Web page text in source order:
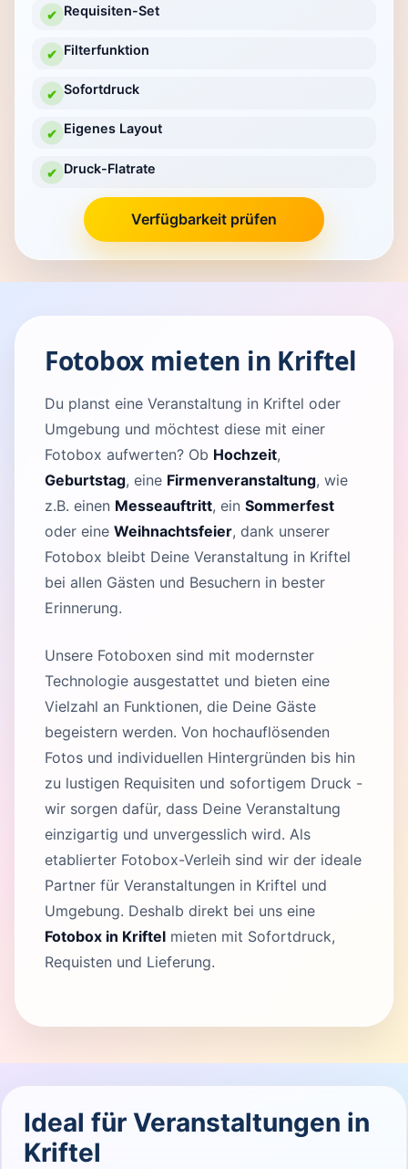
✔ Requisiten-Set
✔ Filterfunktion
✔ Sofortdruck
✔ Eigenes Layout
✔ Druck-Flatrate
Verfügbarkeit prüfen
Fotobox mieten in Kriftel
Du planst eine Veranstaltung in Kriftel oder
Umgebung und möchtest diese mit einer
Fotobox aufwerten? Ob Hochzeit,
Geburtstag, eine Firmenveranstaltung, wie
z.B. einen Messeauftritt, ein Sommerfest
oder eine Weihnachtsfeier, dank unserer
Fotobox bleibt Deine Veranstaltung in Kriftel
bei allen Gästen und Besuchern in bester
Erinnerung.
Unsere Fotoboxen sind mit modernster
Technologie ausgestattet und bieten eine
Vielzahl an Funktionen, die Deine Gäste
begeistern werden. Von hochauflösenden
Fotos und individuellen Hintergründen bis hin
zu lustigen Requisiten und sofortigem Druck -
wir sorgen dafür, dass Deine Veranstaltung
einzigartig und unvergesslich wird. Als
etablierter Fotobox-Verleih sind wir der ideale
Partner für Veranstaltungen in Kriftel und
Umgebung. Deshalb direkt bei uns eine
Fotobox in Kriftel mieten mit Sofortdruck,
Requisten und Lieferung.
Ideal für Veranstaltungen in
Kriftel